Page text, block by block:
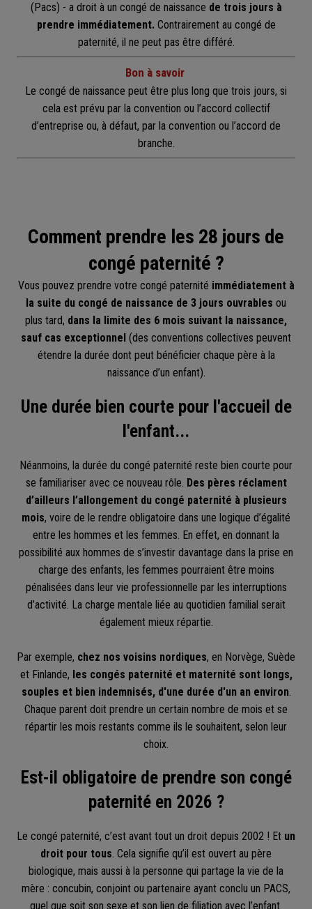
(Pacs) - a droit à un congé de naissance de trois jours à
prendre immédiatement. Contrairement au congé de
paternité, il ne peut pas être différé.
Bon àsavoir
Le congé de naissance peut être plus long que trois jours, si
cela est prévu par la convention ou l’accord collectif
d’entreprise ou, à défaut, par la convention ou l’accord de
branche.
Comment prendre les 28 jours de
congé paternité ?
Vous pouvez prendre votre congé paternité immédiatement à
la suite du congé de naissance de 3 jours ouvrables ou
plus tard, dans la limite des 6 mois suivant la naissance,
sauf cas exceptionnel (des conventions collectives peuvent
étendre la durée dont peut bénéficier chaque père à la
naissance d’un enfant).
Une durée bien courte pour l'accueil de
l'enfant...
Néanmoins, la durée du congé paternité reste bien courte pour
se familiariser avec ce nouveau rôle. Des pères réclament
d’ailleurs l’allongement du congé paternité à plusieurs
mois, voire de le rendre obligatoire dans une logique d’égalité
entre les hommes et les femmes. En effet, en donnant la
possibilité aux hommes de s’investir davantage dans la prise en
charge des enfants, les femmes pourraient être moins
pénalisées dans leur vie professionnelle par les interruptions
d’activité. La charge mentale liée au quotidien familial serait
également mieux répartie.
Par exemple, chez nos voisins nordiques, en Norvège, Suède
et Finlande, les congés paternité et maternité sont longs,
souples et bien indemnisés, d'une durée d'un an environ.
Chaque parent doit prendre un certain nombre de mois et se
répartir les mois restants comme ils le souhaitent, selon leur
choix.
Est-il obligatoire de prendre son congé
paternité en 2026 ?
Le congé paternité, c’est avant tout un droit depuis 2002 ! Et un
droit pour tous. Cela signifie qu’il est ouvert au père
biologique, mais aussi à la personne qui partage la vie de la
mère : concubin, conjoint ou partenaire ayant conclu un PACS,
quel que soit son sexe et son lien de filiation avec l’enfant.